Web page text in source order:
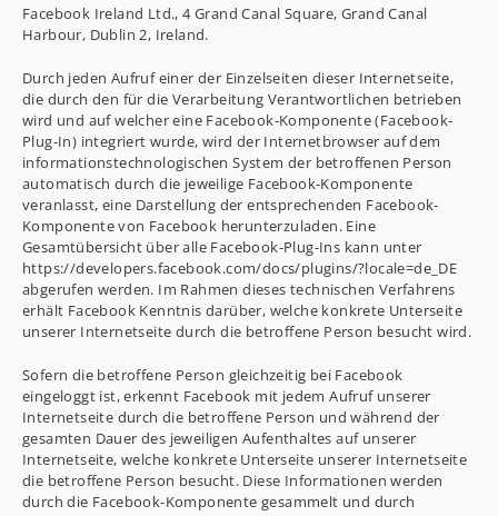
Facebook Ireland Ltd., 4 Grand Canal Square, Grand Canal
Harbour, Dublin 2, Ireland.
Durch jeden Aufruf einer der Einzelseiten dieser Internetseite,
die durch den für die Verarbeitung Verantwortlichen betrieben
wird und auf welcher eine Facebook-Komponente (Facebook-
Plug-In) integriert wurde, wird der Internetbrowser auf dem
informationstechnologischen System der betroffenen Person
automatisch durch die jeweilige Facebook-Komponente
veranlasst, eine Darstellung der entsprechenden Facebook-
Komponente von Facebook herunterzuladen. Eine
Gesamtübersicht über alle Facebook-Plug-Ins kann unter
https://developers.facebook.com/docs/plugins/?locale=de_DE
abgerufen werden. Im Rahmen dieses technischen Verfahrens
erhält Facebook Kenntnis darüber, welche konkrete Unterseite
unserer Internetseite durch die betroffene Person besucht wird.
Sofern die betroffene Person gleichzeitig bei Facebook
eingeloggt ist, erkennt Facebook mit jedem Aufruf unserer
Internetseite durch die betroffene Person und während der
gesamten Dauer des jeweiligen Aufenthaltes auf unserer
Internetseite, welche konkrete Unterseite unserer Internetseite
die betroffene Person besucht. Diese Informationen werden
durch die Facebook-Komponente gesammelt und durch